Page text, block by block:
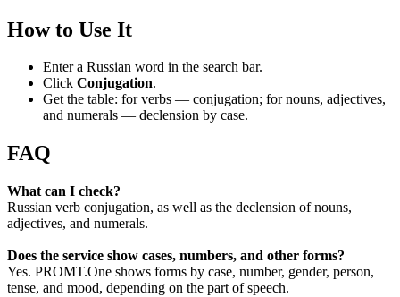
How to Use It
Enter a Russian word in the search bar.
Click Conjugation.
Get the table: for verbs — conjugation; for nouns, adjectives,
and numerals — declension by case.
FAQ
What can I check?
Russian verb conjugation, as well as the declension of nouns,
adjectives, and numerals.
Does the service show cases, numbers, and other forms?
Yes. PROMT.One shows forms by case, number, gender, person,
tense, and mood, depending on the part of speech.